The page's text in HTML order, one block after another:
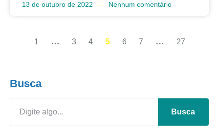
13 de outubro de 2022 Nenhum comentário
1 … 3 4 5 6 7 … 27
Busca
Busca